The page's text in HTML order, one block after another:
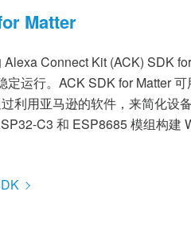
Matter
Alexa Connect Kit (ACK) SDK
定运行。ACK SDK for Matter
利用亚马逊的软件，来简化设
C3 和 ESP8685 模组构建